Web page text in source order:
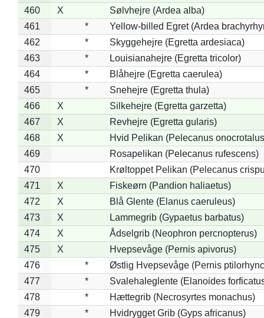
460
X
Sølvhejre (Ardea alba)
461
*
Yellow-billed Egret (Ardea
462
*
Skyggehejre (Egretta ardesiaca)
463
*
Louisianahejre (Egretta tricolor)
464
*
Blåhejre (Egretta caerulea)
465
*
Snehejre (Egretta thula)
466
X
Silkehejre (Egretta garzetta)
467
X
Revhejre (Egretta gularis)
468
X
Hvid Pelikan (Pelecanus
469
Rosapelikan (Pelecanus rufescens)
470
Krøltoppet Pelikan (Pelecanus
471
X
Fiskeørn (Pandion haliaetus)
472
X
Blå Glente (Elanus caeruleus)
473
X
Lammegrib (Gypaetus barbatus)
474
X
Ådselgrib (Neophron percnopterus)
475
X
Hvepsevåge (Pernis apivorus)
476
*
Østlig Hvepsevåge (Pernis
477
*
Svalehaleglente (Elanoides
478
*
Hættegrib (Necrosyrtes monachus)
479
*
Hvidrygget Grib (Gyps africanus)